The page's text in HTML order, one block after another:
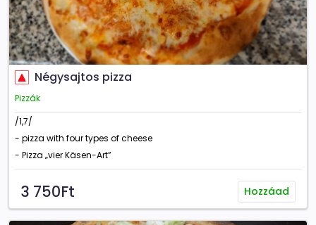
Négysajtos pizza
Pizzák
/1,7/
- pizza with four types of cheese
- Pizza „vier Käsen-Art”
3 750Ft Hozzáad